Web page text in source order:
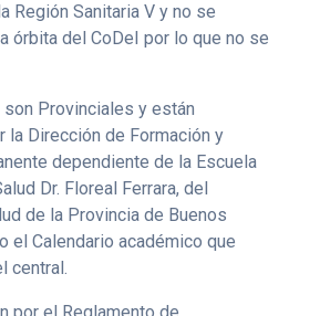
Región Sanitaria V y no se
órbita del CoDeI por lo que no se
Provinciales y están
la Dirección de Formación y
dependiente de la Escuela
Dr. Floreal Ferrara, del
de la Provincia de Buenos
el Calendario académico que
central.